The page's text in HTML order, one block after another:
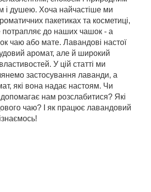
і душею. Хоча найчастіше ми
пакетиках та косметиці,
потрапляє до наших чашок - а
чаю або мате. Лавандові настої
аромат, але й широкий
У цій статті ми
застосування лаванди, а
які вона надає настоям. Чи
нам розслабитися? Які
чаю? І як працює лавандовий